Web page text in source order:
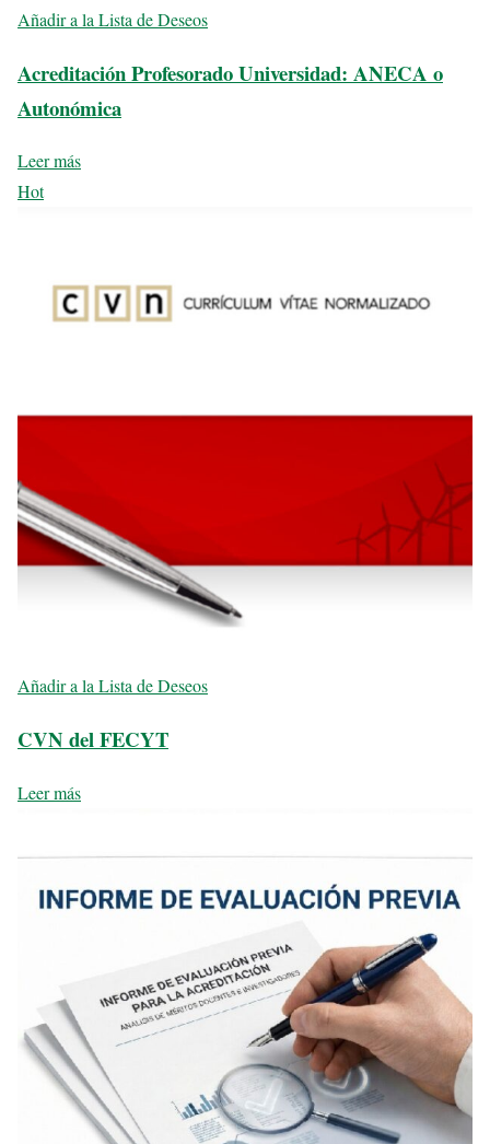
Añadir a la Lista de Deseos
Acreditación Profesorado Universidad: ANECA o
Autonómica
Leer más
Hot
Añadir a la Lista de Deseos
CVN del FECYT
Leer más